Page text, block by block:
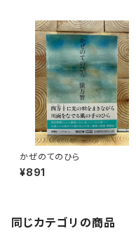
かぜのてのひら
¥891
同じカテゴリの商品